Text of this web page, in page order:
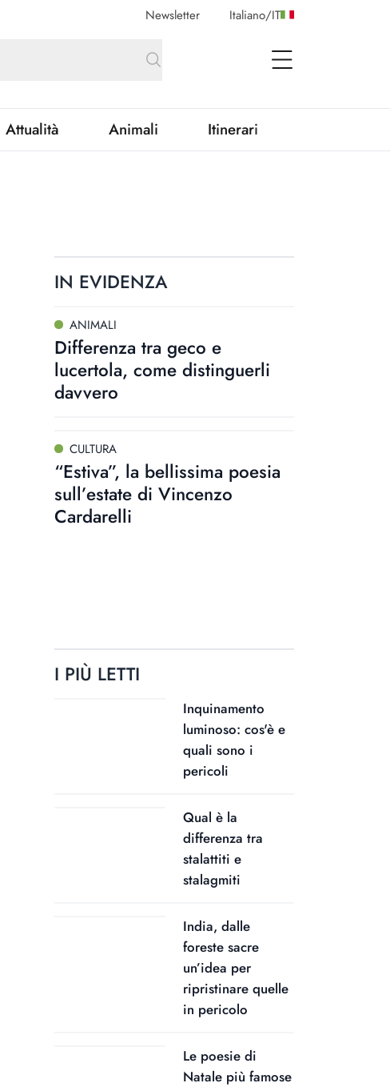
Newsletter Italiano/IT
open Menu
Attualità Animali Itinerari
IN EVIDENZA
ANIMALI
Differenza tra geco e
lucertola, come distinguerli
davvero
CULTURA
“Estiva”, la bellissima poesia
sull’estate di Vincenzo
Cardarelli
I PIÙ LETTI
Inquinamento
luminoso: cos'è e
quali sono i
pericoli
Qual è la
differenza tra
stalattiti e
stalagmiti
India, dalle
foreste sacre
un’idea per
ripristinare quelle
in pericolo
Le poesie di
Natale più famose